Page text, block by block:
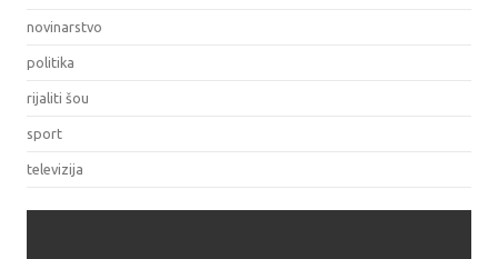
novinarstvo
politika
rijaliti šou
sport
televizija